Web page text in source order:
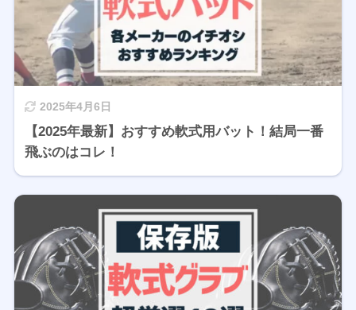
2025年4月6日
【2025年最新】おすすめ軟式用バット！結局一番
飛ぶのはコレ！